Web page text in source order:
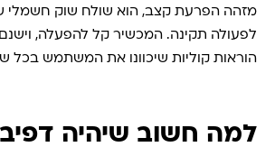
מזהה הפרעת קצב, הוא שולח שוק חשמלי
לפעולה תקינה. המכשיר קל להפעלה,
הוראות קוליות שיכוונו את המשתמש בכל
למה חשוב שיהיה